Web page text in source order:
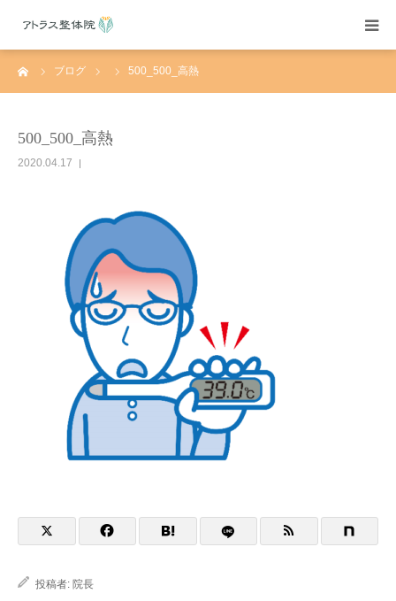
ブログ 500_500_高熱
500_500_高熱
2020.04.17
投稿者: 院長
当院紹介
よくある質問
アクセス
ブログ